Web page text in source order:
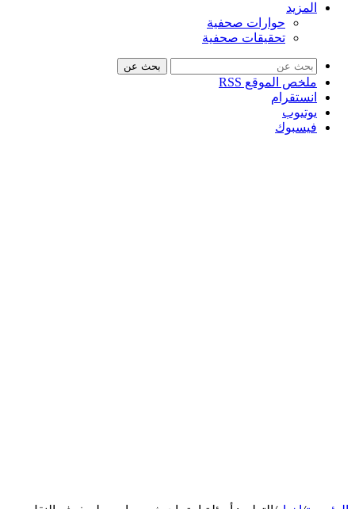
المزيد
حوارات صحفية
تحقيقات صحفية
بحث عن
ملخص الموقع RSS
انستقرام
يوتيوب
فيسبوك